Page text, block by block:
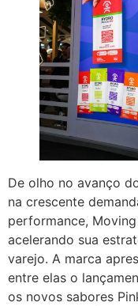
De olho no avanço
na crescente
performance,
acelerando sua
varejo. A marca
entre elas o
os novos sabores